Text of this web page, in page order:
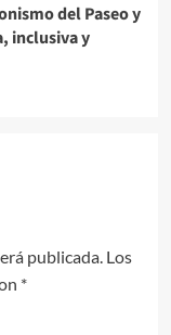
del Paseo y
inclusiva y
publicada. Los
*